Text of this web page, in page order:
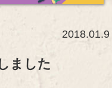
2018.01.9
ました